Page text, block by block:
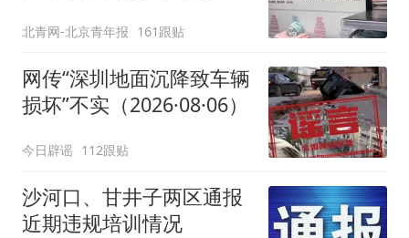
北青网-北京青年报 161跟贴
网传“深圳地面沉降致车辆
损坏”不实（2026·08·06）
今日辟谣 112跟贴
沙河口、甘井子两区通报
近期违规培训情况